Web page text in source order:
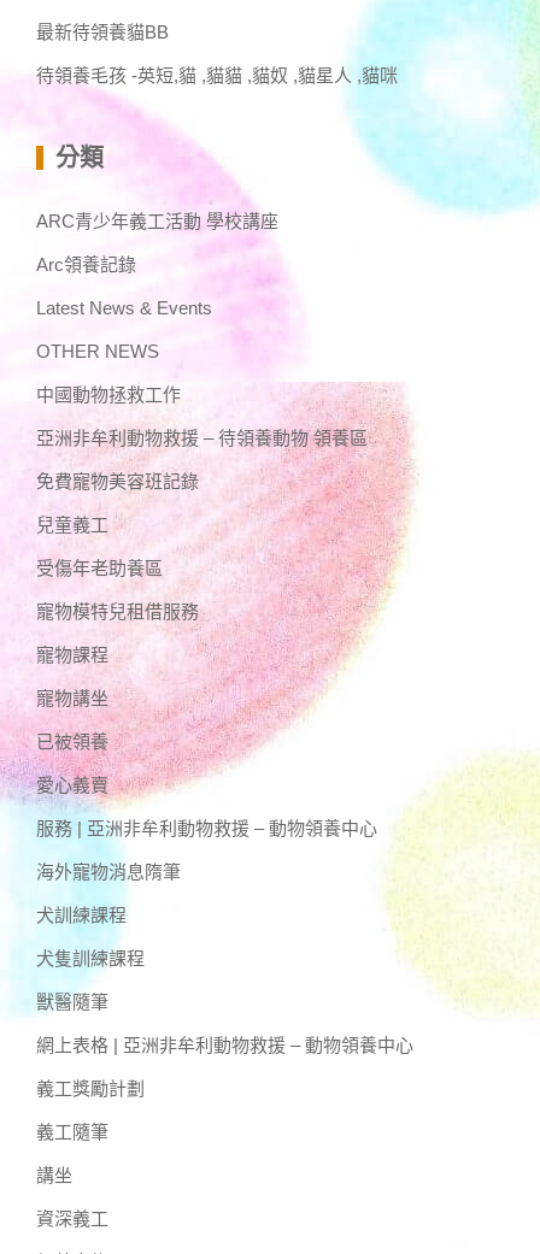
最新待領養貓BB
待領養毛孩 -英短,貓 ,貓貓 ,貓奴 ,貓星人 ,貓咪
分類
ARC青少年義工活動 學校講座
Arc領養記錄
Latest News & Events
OTHER NEWS
中國動物拯救工作
亞洲非牟利動物救援 – 待領養動物 領養區
免費寵物美容班記錄
兒童義工
受傷年老助養區
寵物模特兒租借服務
寵物課程
寵物講坐
已被領養
愛心義賣
服務 | 亞洲非牟利動物救援 – 動物領養中心
海外寵物消息隋筆
犬訓練課程
犬隻訓練課程
獸醫隨筆
網上表格 | 亞洲非牟利動物救援 – 動物領養中心
義工獎勵計劃
義工隨筆
講坐
資深義工